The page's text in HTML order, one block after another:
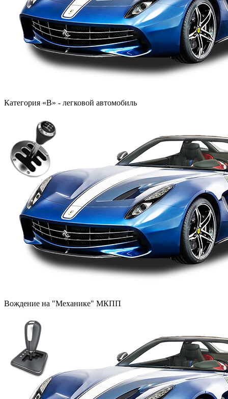
Категория «B» - легковой автомобиль
Вождение на "Механике" МКПП